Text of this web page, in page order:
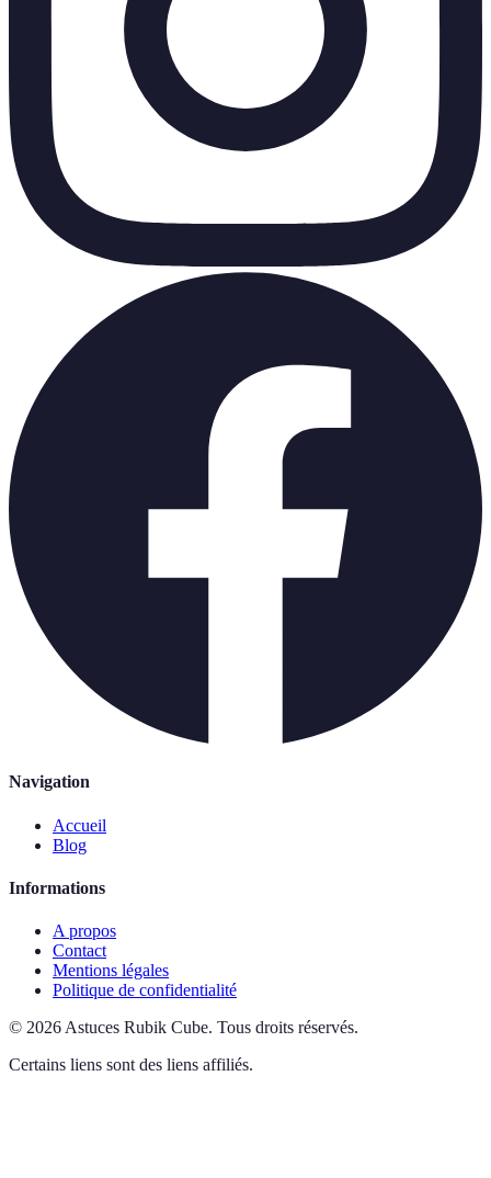
Navigation
Accueil
Blog
Informations
A propos
Contact
Mentions légales
Politique de confidentialité
© 2026 Astuces Rubik Cube. Tous droits réservés.
Certains liens sont des liens affiliés.